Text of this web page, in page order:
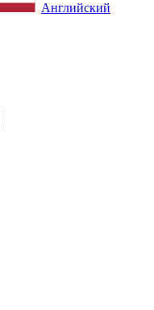
Английский